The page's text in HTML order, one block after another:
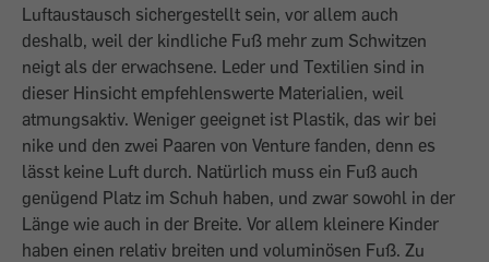
Luftaustausch sichergestellt sein, vor allem auch
deshalb, weil der kindliche Fuß mehr zum Schwitzen
neigt als der erwachsene. Leder und Textilien sind in
dieser Hinsicht empfehlenswerte Materialien, weil
atmungsaktiv. Weniger geeignet ist Plastik, das wir bei
nike und den zwei Paaren von Venture fanden, denn es
lässt keine Luft durch. Natürlich muss ein Fuß auch
genügend Platz im Schuh haben, und zwar sowohl in der
Länge wie auch in der Breite. Vor allem kleinere Kinder
haben einen relativ breiten und voluminösen Fuß. Zu